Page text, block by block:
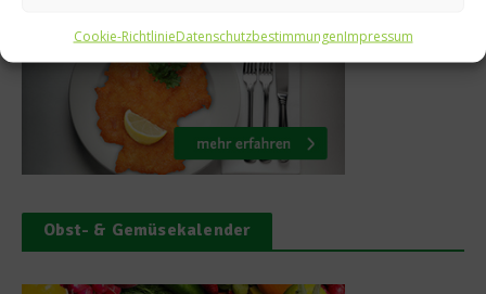
Cookie-RichtlinieDatenschutzbestimmungenImpressum
Obst- & Gemüsekalender